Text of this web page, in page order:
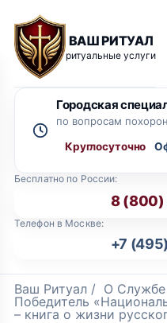
ВАШ РИТУАЛ
ритуальные услуги
Бесплатно по России:
8
Телефон в Москве:
+7
Городская
по вопросам
Круглосуточно
Ваш Ритуал / О Службе
Победитель
– книга о жизни